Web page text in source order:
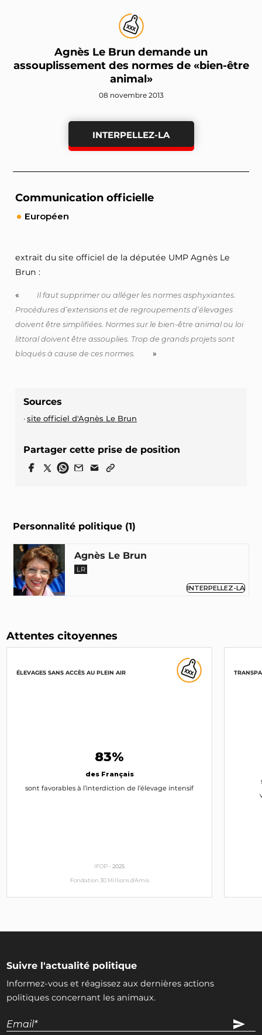
Agnès Le Brun demande un
assouplissement des normes de «bien-être
animal»
08 novembre 2013
INTERPELLEZ-LA
Personnalité politique (1)
Agnès Le Brun
LR
INTERPELLEZ-LA
Communication officielle
Européen
extrait du site officiel de la députée UMP Agnès Le
Brun :
«
Il faut supprimer ou alléger les normes asphyxiantes.
Procédures d’extensions et de regroupements d’élevages
doivent être simplifiées. Normes sur le bien-être animal ou loi
littoral doivent être assouplies. Trop de grands projets sont
bloqués à cause de ces normes.
»
Sources
site officiel d'Agnès Le Brun
Partager cette prise de position
Attentes citoyennes
ÉLEVAGES SANS ACCÈS AU PLEIN AIR
83%
des Français
sont favorables à l’interdiction de l’élevage intensif
IFOP -2025
Fondation 30 Millions d'Amis
Suivre l'actualité politique
Informez-vous et réagissez aux dernières actions
politiques concernant les animaux.